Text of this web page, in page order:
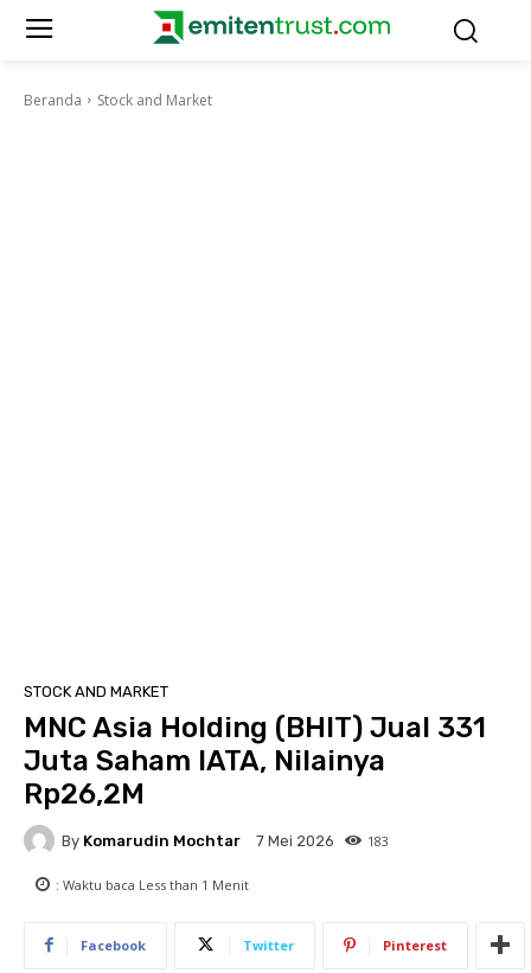
Beranda Stock and Market
STOCK AND MARKET
MNC Asia Holding (BHIT) Jual 331
Juta Saham IATA, Nilainya
Rp26,2M
By Komarudin Mochtar 7 Mei 2026 183
: Waktu baca Less than 1 Menit
Facebook Twitter Pinterest